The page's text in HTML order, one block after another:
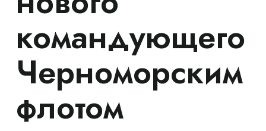
командующего
Черноморским
флотом